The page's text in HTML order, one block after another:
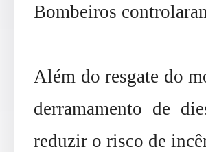
Bombeiros
Além do resgate do
derramamento de
reduzir o risco de